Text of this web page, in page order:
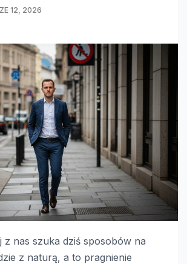
12, 2026
z nas szuka dziś sposobów na
z naturą, a to pragnienie